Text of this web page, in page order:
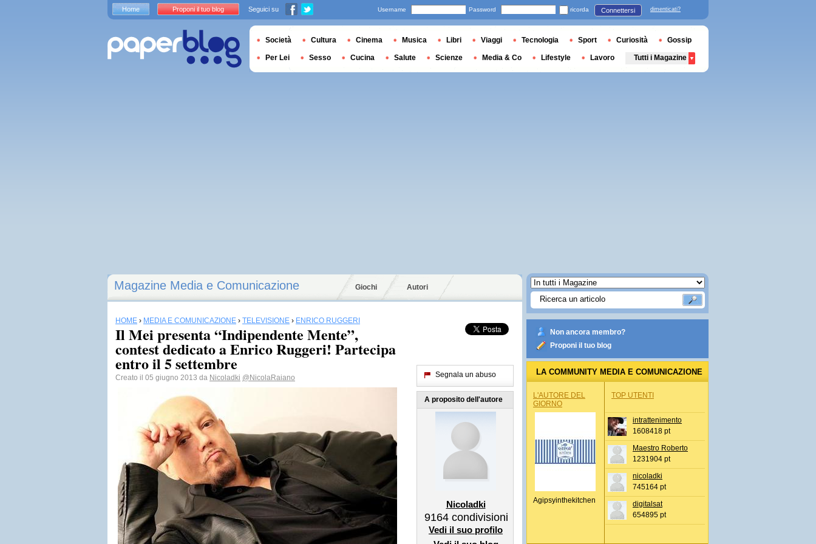
Magazine Media e Comunicazione Giochi Autori
HOME › MEDIA E COMUNICAZIONE › TELEVISIONE › ENRICO RUGGERI
Il Mei presenta “Indipendente Mente”,
contest dedicato a Enrico Ruggeri! Partecipa
entro il 5 settembre
Creato il 05 giugno 2013 da Nicoladki @NicolaRaiano Segnala un abuso
A proposito dell'autore
Nicoladki
9164 condivisioni
Vedi il suo profilo
Non ancora membro?
Proponi il tuo blog
LA COMMUNITY MEDIA E COMUNICAZIONE
L'AUTORE DEL
GIORNO
Agipsyinthekitchen
TOP UTENTI
intrattenimento
1608418 pt
Maestro Roberto
1231904 pt
nicoladki
745164 pt
digitalsat
654895 pt
Home Proponi il tuo blog Seguici su Username Password ricorda Connettersi dimenticati?
Società Cultura Cinema Musica Libri Viaggi Tecnologia Sport Curiosità Gossip
Per Lei Sesso Cucina Salute Scienze Media & Co Lifestyle Lavoro Tutti i Magazine